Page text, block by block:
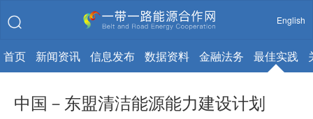
English
首页 新闻资讯 信息发布 数据资料 金融法务 最佳实践
中国－东盟清洁能源能力建设计划